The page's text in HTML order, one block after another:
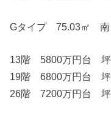
Gタイプ 75.03㎡ 南
13階 5800万円台 坪
19階 6800万円台 坪
26階 7200万円台 坪